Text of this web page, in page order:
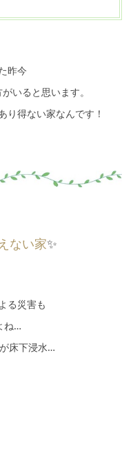
昨今
いると思います。
り得ない家なんです！
ない家✨
る災害も
ね…
床下浸水…